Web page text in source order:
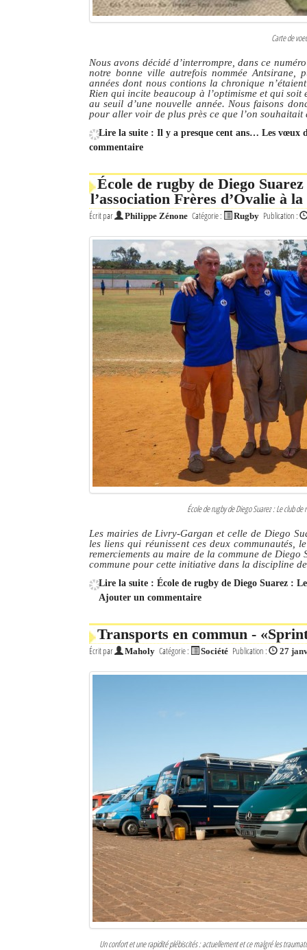
Carte de
Nous avons décidé d’interrompre, dans ce
notre bonne ville autrefois nommée Antsirane,
années dont nous contions la chronique
Rien qui incite beaucoup à l’optimisme et qui
au seuil d’une nouvelle année. Nous faisons
pour aller voir de plus près ce que l’on
Lire la suite : Il y a presque cent ans… Les vœux
commentaire
École de rugby de Diego
l’association Frères d’Ovalie à la
Écrit par Philippe Zénone Catégorie : Rugby Publication :
École de rugby de Diego Suarez : Le club de
Les mairies de Livry-Gargan et celle de Diego
les liens qui réunissent ces deux communautés,
remerciements au maire de la commune de
commune pour cette initiative dans la discipline
Lire la suite : École de rugby de Diego Suarez :
Ajouter un commentaire
Transports en commun -
Écrit par Maholy Catégorie : Société Publication : 27
Un confort et une rapidité plébiscités : actuellement et ce malgré les